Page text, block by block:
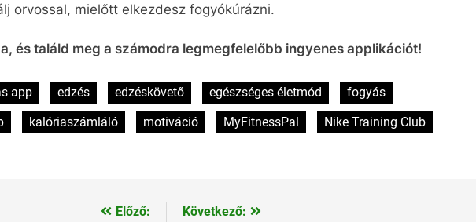
orvossal, mielőtt elkezdesz fogyókúrázni.
és találd meg a számodra legmegfelelőbb ingyenes applikációt!
app edzés edzéskövető egészséges életmód
fogyás
kalóriaszámláló motiváció MyFitnessPal
Nike Training Club
Előző:
Következő: